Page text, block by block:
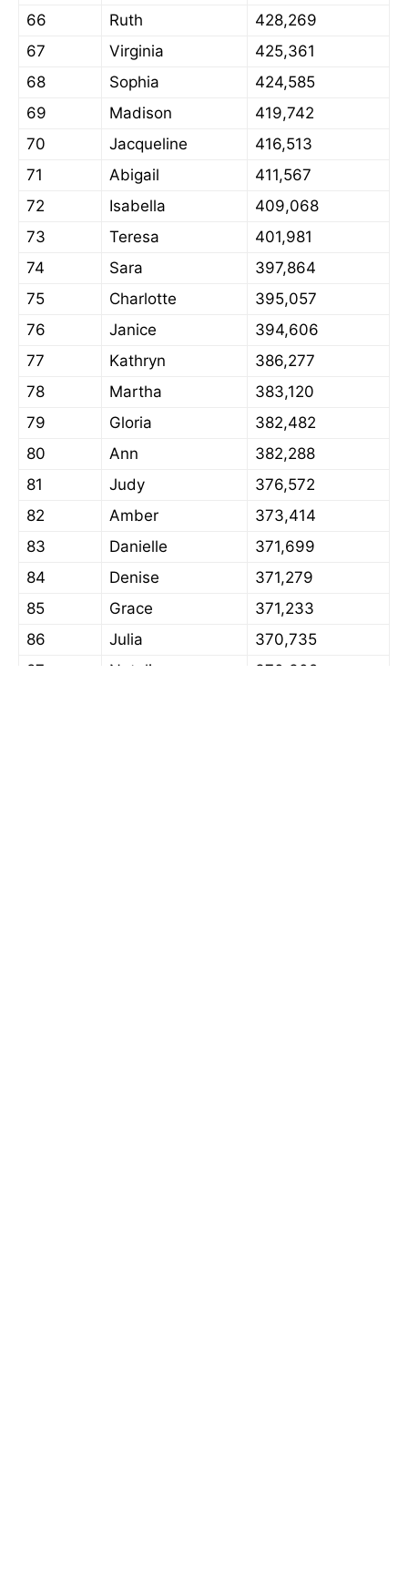
66
Ruth
428,269
67
Virginia
425,361
68
Sophia
424,585
69
Madison
419,742
70
Jacqueline
416,513
71
Abigail
411,567
72
Isabella
409,068
73
Teresa
401,981
74
Sara
397,864
75
Charlotte
395,057
76
Janice
394,606
77
Kathryn
386,277
78
Martha
383,120
79
Gloria
382,482
80
Ann
382,288
81
Judy
376,572
82
Amber
373,414
83
Danielle
371,699
84
Denise
371,279
85
Grace
371,233
86
Julia
370,735
87
Natalie
370,302